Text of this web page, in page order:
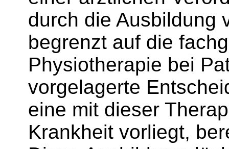
durch die Ausbildung
begrenzt auf die
Physiotherapie bei
vorgelagerte
eine mit dieser
Krankheit vorliegt,